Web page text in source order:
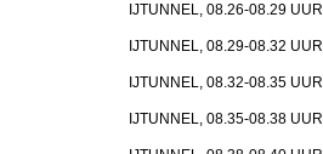
IJTUNNEL, 08.26-08.29 UUR
IJTUNNEL, 08.29-08.32 UUR
IJTUNNEL, 08.32-08.35 UUR
IJTUNNEL, 08.35-08.38 UUR